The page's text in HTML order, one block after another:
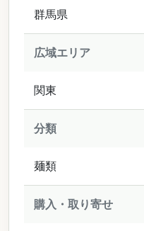
群馬県
広域エリア
関東
分類
麺類
購入・取り寄せ